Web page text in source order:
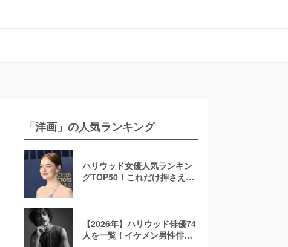
「洋画」の人気ランキング
ハリウッド女優人気ランキン
グTOP50！これだけ押さえれ
【2026年】ハリウッド俳優74
人を一覧！イケメン男性俳優